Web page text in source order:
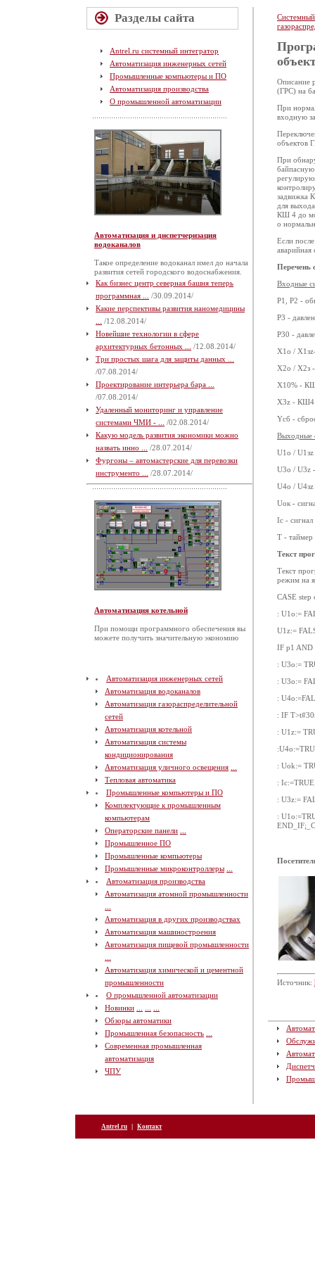
Разделы сайта
Antrel.ru системный интегратор
Автоматизация инженерных сетей
Промышленные компьютеры и ПО
Автоматизация производства
О промышленной автоматизации
Автоматизация и диспетчеризация
водоканалов
Такое определение водоканал имел до начала
развития сетей городского водоснабжения.
Как бизнес центр северная башня теперь
программная ...
/30.09.2014/
Какие перспективы развития наномедицины
/12.08.2014/
Новейшие технологии в сфере
архитектурных бетонных ...
/12.08.2014/
Три простых шага для защиты данных ...
/07.08.2014/
Проектирование интерьера бара ...
/07.08.2014/
Удаленный мониторинг и управление
системами ЧМИ - ...
/02.08.2014/
Какую модель развития экономики можно
назвать инно ...
/28.07.2014/
Фургоны – автомастерские для перевозки
инструменто ...
/28.07.2014/
Автоматизация котельной
При помощи программного обеспечения вы
можете получить значительную экономию
Автоматизация инженерных сетей
Автоматизация водоканалов
Автоматизация газораспределительной
сетей
Автоматизация котельной
Автоматизация системы
кондиционирования
Автоматизация уличного освещения
Тепловая автоматика
Промышленные компьютеры и ПО
Комплектующие к промышленным
компьютерам
Операторские панели
Промышленное ПО
Промышленные компьютеры
Промышленные микроконтроллеры
Автоматизация производства
Автоматизация атомной промышленности
Автоматизация в других производствах
Автоматизация машиностроения
Автоматизация пищевой промышленности
Автоматизация химической и цементной
промышленности
О промышленной автоматизации
Новинки
Обзоры автоматики
Промышленная безопасность
Современная промышленная
автоматизация
ЧПУ
Описание
(ГРС) на
При
входную
объектов
При
задвижка
для
КШ 4 до
о
Если
аварийная
Перечень
Входные
P1, P2 -
P3 -
P30 -
Х1о /
Х2о / Х2з -
Х10% -
Х3z - КШ4
Yсб -
Выходные
U1о /
U3о / U3z
U4о /
Uок -
Iс -
T - таймер
Текст
Текст
режим на
CASE step
: U1о:=
U1z:=
IF p1 AND
: U3o:=
: U3o:=
:
: IF
: U1z:=
: Uok:=
:
: U3z:=
:
Источник:
Antrel.ru | Контакт